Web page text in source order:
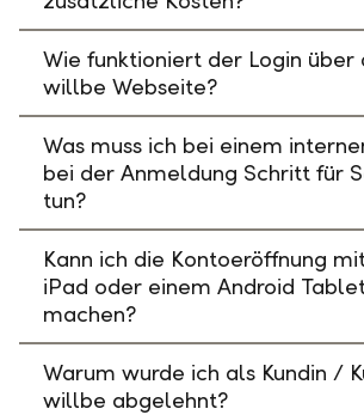
Wie funktioniert der Login über
willbe Webseite?
Was muss ich bei einem
bei der Anmeldung Schritt für
tun?
Kann ich die Kontoeröffnung
iPad oder einem Android
machen?
Warum wurde ich als Kundin /
willbe abgelehnt?